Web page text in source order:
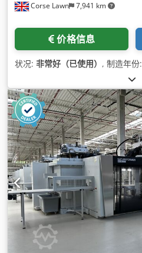
Corse Lawn 7,941 km
价格信息
状况: 非常好（已使用） , 制造年份: